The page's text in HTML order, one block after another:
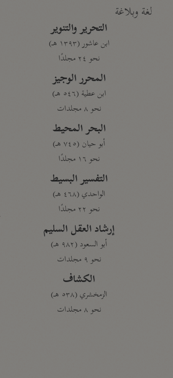
لغة وبلاغة
التحرير والتنوير
ابن عاشور (١٣٩٣ هـ)
نحو ٢٤ مجلدًا
المحرر الوجيز
ابن عطية (٥٤٦ هـ)
نحو ٨ مجلدات
البحر المحيط
أبو حيان (٧٤٥ هـ)
نحو ١٦ مجلدًا
التفسير البسيط
الواحدي (٤٦٨ هـ)
نحو ٢٢ مجلدًا
إرشاد العقل السليم
أبو السعود (٩٨٢ هـ)
نحو ٩ مجلدات
الكشاف
الزمخشري (٥٣٨ هـ)
نحو ٨ مجلدات